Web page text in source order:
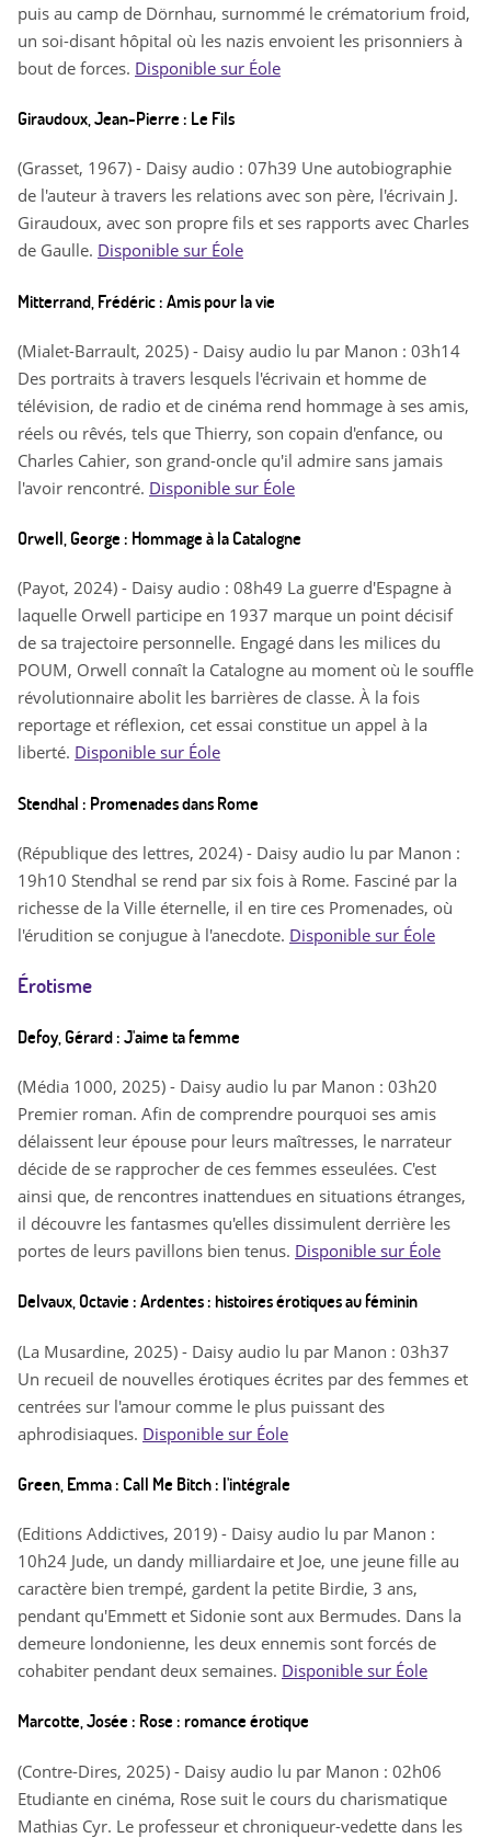
puis au camp de Dörnhau, surnommé le crématorium froid,
un soi-disant hôpital où les nazis envoient les prisonniers à
bout de forces. Disponible sur Éole
Giraudoux, Jean-Pierre : Le Fils
(Grasset, 1967) - Daisy audio : 07h39 Une autobiographie
de l'auteur à travers les relations avec son père, l'écrivain J.
Giraudoux, avec son propre fils et ses rapports avec Charles
de Gaulle. Disponible sur Éole
Mitterrand, Frédéric : Amis pour la vie
(Mialet-Barrault, 2025) - Daisy audio lu par Manon : 03h14
Des portraits à travers lesquels l'écrivain et homme de
télévision, de radio et de cinéma rend hommage à ses amis,
réels ou rêvés, tels que Thierry, son copain d'enfance, ou
Charles Cahier, son grand-oncle qu'il admire sans jamais
l'avoir rencontré. Disponible sur Éole
Orwell, George : Hommage à la Catalogne
(Payot, 2024) - Daisy audio : 08h49 La guerre d'Espagne à
laquelle Orwell participe en 1937 marque un point décisif
de sa trajectoire personnelle. Engagé dans les milices du
POUM, Orwell connaît la Catalogne au moment où le souffle
révolutionnaire abolit les barrières de classe. À la fois
reportage et réflexion, cet essai constitue un appel à la
liberté. Disponible sur Éole
Stendhal : Promenades dans Rome
(République des lettres, 2024) - Daisy audio lu par Manon :
19h10 Stendhal se rend par six fois à Rome. Fasciné par la
richesse de la Ville éternelle, il en tire ces Promenades, où
l'érudition se conjugue à l'anecdote. Disponible sur Éole
Érotisme
Defoy, Gérard : J'aime ta femme
(Média 1000, 2025) - Daisy audio lu par Manon : 03h20
Premier roman. Afin de comprendre pourquoi ses amis
délaissent leur épouse pour leurs maîtresses, le narrateur
décide de se rapprocher de ces femmes esseulées. C'est
ainsi que, de rencontres inattendues en situations étranges,
il découvre les fantasmes qu'elles dissimulent derrière les
portes de leurs pavillons bien tenus. Disponible sur Éole
Delvaux, Octavie : Ardentes : histoires érotiques au féminin
(La Musardine, 2025) - Daisy audio lu par Manon : 03h37
Un recueil de nouvelles érotiques écrites par des femmes et
centrées sur l'amour comme le plus puissant des
aphrodisiaques. Disponible sur Éole
Green, Emma : Call Me Bitch : l'intégrale
(Editions Addictives, 2019) - Daisy audio lu par Manon :
10h24 Jude, un dandy milliardaire et Joe, une jeune fille au
caractère bien trempé, gardent la petite Birdie, 3 ans,
pendant qu'Emmett et Sidonie sont aux Bermudes. Dans la
demeure londonienne, les deux ennemis sont forcés de
cohabiter pendant deux semaines. Disponible sur Éole
Marcotte, Josée : Rose : romance érotique
(Contre-Dires, 2025) - Daisy audio lu par Manon : 02h06
Etudiante en cinéma, Rose suit le cours du charismatique
Mathias Cyr. Le professeur et chroniqueur-vedette dans les